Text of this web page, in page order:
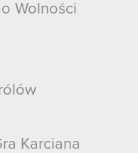
Wolności
Karciana